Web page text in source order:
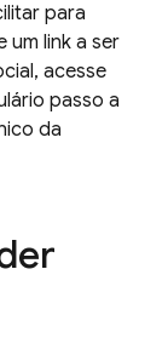
para
um link a ser
acesse
passo a
da